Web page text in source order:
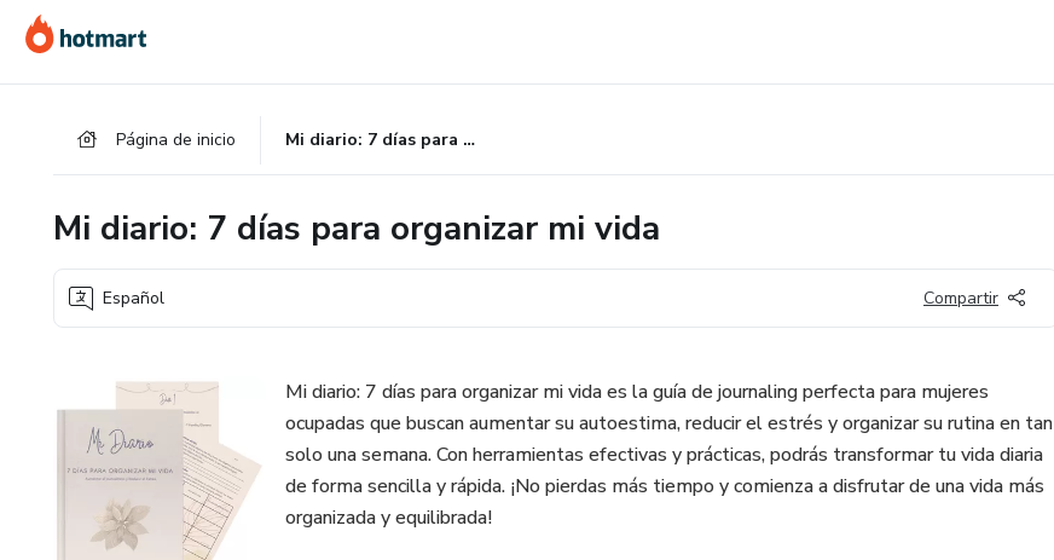
contenido
la
pie
Página de inicio Mi diario: 7 días para organizar mi vida
Mi diario: 7 días para organizar mi vida
Español Compartir
Mi diario: 7 días para organizar mi vida es la guía de journaling perfecta para mujeres
ocupadas que buscan aumentar su autoestima, reducir el estrés y organizar su rutina en tan
solo una semana. Con herramientas efectivas y prácticas, podrás transformar tu vida diaria
de forma sencilla y rápida. ¡No pierdas más tiempo y comienza a disfrutar de una vida más
organizada y equilibrada!